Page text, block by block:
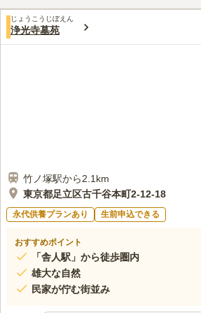
の方にも安心してご利用いただけます。
口コミ評価
この霊園はまだ誰からも評価されていません。
じょうこうじぼえん
浄光寺墓苑
竹ノ塚駅から2.1km
東京都足立区古千谷本町2-12-18
永代供養プランあり 生前申込できる
おすすめポイント
「舎人駅」から徒歩圏内
雄大な自然
民家が佇む街並み